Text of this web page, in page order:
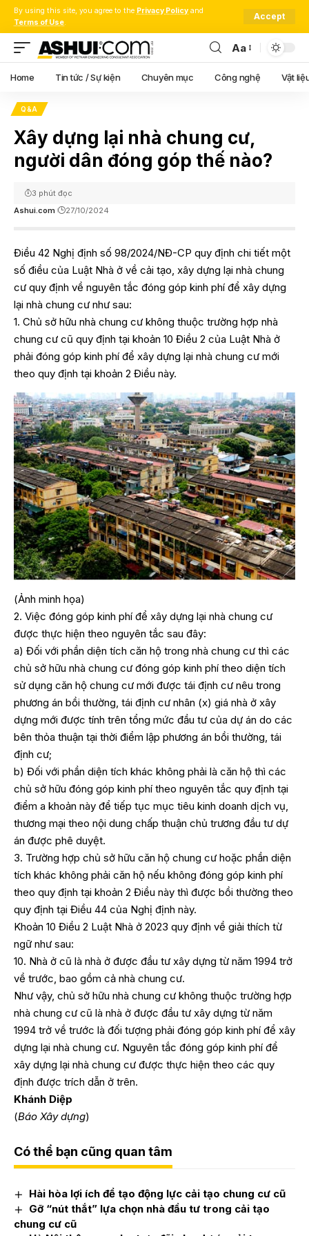
By using this site, you agree to the Privacy Policy and
Terms of Use.
Accept
Font
Resizer
Aa
Home Tin tức / Sự kiện Chuyên mục Công nghệ Vật
Q&A
Xây dựng lại nhà chung cư,
người dân đóng góp thế nào?
Ashui.com 27/10/2024
3 phút đọc
Điều 42 Nghị định số 98/2024/NĐ-CP quy định chi tiết một
số điều của Luật Nhà ở về cải tạo, xây dựng lại nhà chung
cư quy định về nguyên tắc đóng góp kinh phí để xây dựng
lại nhà chung cư như sau:
1. Chủ sở hữu nhà chung cư không thuộc trường hợp nhà
chung cư cũ quy định tại khoản 10 Điều 2 của Luật Nhà ở
phải đóng góp kinh phí để xây dựng lại nhà chung cư mới
theo quy định tại khoản 2 Điều này.
(Ảnh minh họa)
2. Việc đóng góp kinh phí để xây dựng lại nhà chung cư
được thực hiện theo nguyên tắc sau đây:
a) Đối với phần diện tích căn hộ trong nhà chung cư thì các
chủ sở hữu nhà chung cư đóng góp kinh phí theo diện tích
sử dụng căn hộ chung cư mới được tái định cư nêu trong
phương án bồi thường, tái định cư nhân (x) giá nhà ở xây
dựng mới được tính trên tổng mức đầu tư của dự án do các
bên thỏa thuận tại thời điểm lập phương án bồi thường, tái
định cư;
b) Đối với phần diện tích khác không phải là căn hộ thì các
chủ sở hữu đóng góp kinh phí theo nguyên tắc quy định tại
điểm a khoản này để tiếp tục mục tiêu kinh doanh dịch vụ,
thương mại theo nội dung chấp thuận chủ trương đầu tư dự
án được phê duyệt.
3. Trường hợp chủ sở hữu căn hộ chung cư hoặc phần diện
tích khác không phải căn hộ nếu không đóng góp kinh phí
theo quy định tại khoản 2 Điều này thì được bồi thường theo
quy định tại Điều 44 của Nghị định này.
Khoản 10 Điều 2 Luật Nhà ở 2023 quy định về giải thích từ
ngữ như sau:
10. Nhà ở cũ là nhà ở được đầu tư xây dựng từ năm 1994 trở
về trước, bao gồm cả nhà chung cư.
Như vậy, chủ sở hữu nhà chung cư không thuộc trường hợp
nhà chung cư cũ là nhà ở được đầu tư xây dựng từ năm
1994 trở về trước là đối tượng phải đóng góp kinh phí để xây
dựng lại nhà chung cư. Nguyên tắc đóng góp kinh phí để
xây dựng lại nhà chung cư được thực hiện theo các quy
định được trích dẫn ở trên.
Khánh Diệp
(Báo Xây dựng)
Có thể bạn cũng quan tâm
Hài hòa lợi ích để tạo động lực cải tạo chung cư cũ
Gỡ “nút thắt” lựa chọn nhà đầu tư trong cải tạo
chung cư cũ